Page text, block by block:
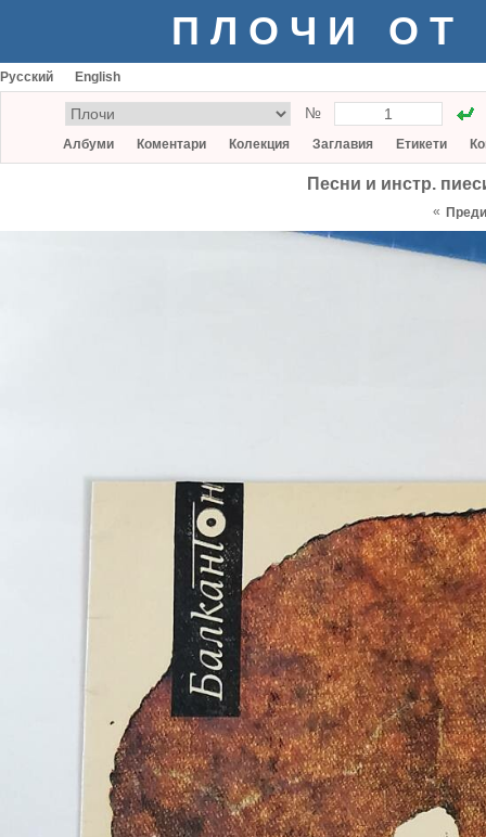
ПЛОЧИ ОТ
Русский English
№
Албуми Коментари Колекция Заглавия Етикети
Песни и инстр.
«